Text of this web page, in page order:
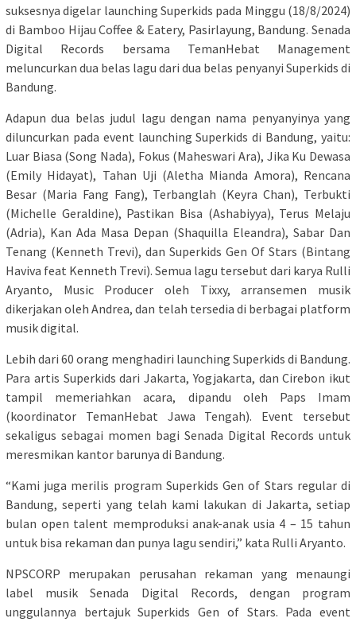
suksesnya digelar launching Superkids pada Minggu (18/8/2024)
di Bamboo Hijau Coffee & Eatery, Pasirlayung, Bandung. Senada
Digital Records bersama TemanHebat Management
meluncurkan dua belas lagu dari dua belas penyanyi Superkids di
Bandung.
Adapun dua belas judul lagu dengan nama penyanyinya yang
diluncurkan pada event launching Superkids di Bandung, yaitu:
Luar Biasa (Song Nada), Fokus (Maheswari Ara), Jika Ku Dewasa
(Emily Hidayat), Tahan Uji (Aletha Mianda Amora), Rencana
Besar (Maria Fang Fang), Terbanglah (Keyra Chan), Terbukti
(Michelle Geraldine), Pastikan Bisa (Ashabiyya), Terus Melaju
(Adria), Kan Ada Masa Depan (Shaquilla Eleandra), Sabar Dan
Tenang (Kenneth Trevi), dan Superkids Gen Of Stars (Bintang
Haviva feat Kenneth Trevi). Semua lagu tersebut dari karya Rulli
Aryanto, Music Producer oleh Tixxy, arransemen musik
dikerjakan oleh Andrea, dan telah tersedia di berbagai platform
musik digital.
Lebih dari 60 orang menghadiri launching Superkids di Bandung.
Para artis Superkids dari Jakarta, Yogjakarta, dan Cirebon ikut
tampil memeriahkan acara, dipandu oleh Paps Imam
(koordinator TemanHebat Jawa Tengah). Event tersebut
sekaligus sebagai momen bagi Senada Digital Records untuk
meresmikan kantor barunya di Bandung.
“Kami juga merilis program Superkids Gen of Stars regular di
Bandung, seperti yang telah kami lakukan di Jakarta, setiap
bulan open talent memproduksi anak-anak usia 4 – 15 tahun
untuk bisa rekaman dan punya lagu sendiri,” kata Rulli Aryanto.
NPSCORP merupakan perusahan rekaman yang menaungi
label musik Senada Digital Records, dengan program
unggulannya bertajuk Superkids Gen of Stars. Pada event